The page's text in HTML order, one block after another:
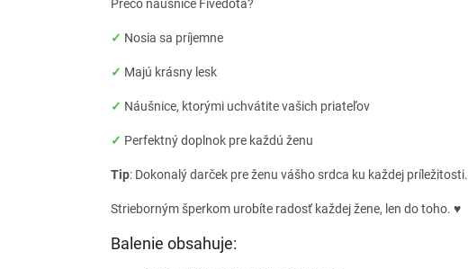
Prečo náušnice Fivedota?
✓ Nosia sa príjemne
✓ Majú krásny lesk
✓ Náušnice, ktorými uchvátite vašich priateľov
✓ Perfektný doplnok pre každú ženu
Tip: Dokonalý darček pre ženu vášho srdca ku každej príležitosti.
Strieborným šperkom urobíte radosť každej žene, len do toho. ♥
Balenie obsahuje: